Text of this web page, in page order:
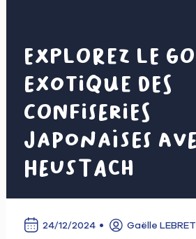
Explorez le
exotique des
confiseries
japonaises
Heustach
24/12/2024 Gaëlle